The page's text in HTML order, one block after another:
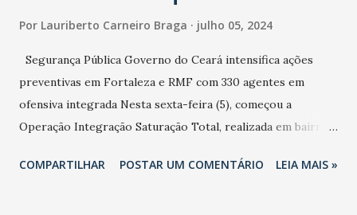
Por Lauriberto Carneiro Braga julho 05, 2024
Segurança Pública Governo do Ceará intensifica ações
preventivas em Fortaleza e RMF com 330 agentes em
ofensiva integrada Nesta sexta-feira (5), começou a
Operação Integração Saturação Total, realizada em bairros
da Superintendência de Pesquisa e Estratégia de Segurança
COMPARTILHAR POSTAR UM COMENTÁRIO LEIA MAIS »